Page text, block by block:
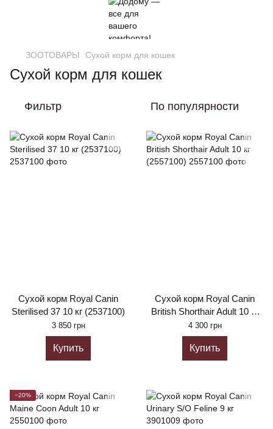
ЗООТОВАРЫ Сухой корм для кошек
Сухой корм для кошек
Фильтр По популярности
Сухой корм Royal Canin
Sterilised 37 10 кг (2537100)
3 850 грн
Купить
Сухой корм Royal Canin
British Shorthair Adult 10 кг
(2557100)
4 300 грн
Купить
−20%